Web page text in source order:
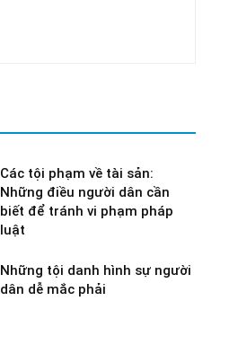
Các tội phạm về tài sản:
Những điều người dân cần
biết để tránh vi phạm pháp
luật
Những tội danh hình sự người
dân dễ mắc phải